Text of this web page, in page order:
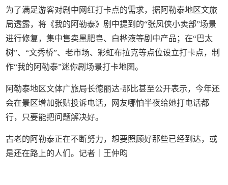
为了满足游客对剧中网红打卡点的需求，据阿勒泰地区文旅
局透露，将《我的阿勒泰》剧中提到的“张凤侠小卖部”场景
进行修复，集中售卖黑肥皂、白桦液等剧中产品；在“巴太
树”、“文秀桥”、老市场、彩虹布拉克等点位设立打卡点，制
作“我的阿勒泰”迷你剧场景打卡地图。
阿勒泰地区文体广旅局长德丽达·那比甚至公开表示，今年还
会在景区增加张贴投诉电话，网友哪怕半夜给她打电话都
行，只要能把问题解决好。
古老的阿勒泰正在不断努力，想要照顾好那些已经到达，或
是还在路上的人们。记者｜王仲昀